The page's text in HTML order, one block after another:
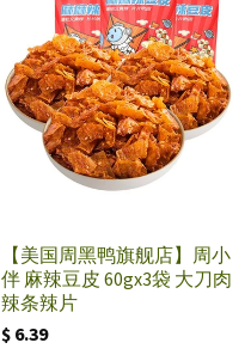
【美国周黑鸭旗舰店】周小
伴 麻辣豆皮 60gx3袋 大刀肉
辣条辣片
$ 6.39